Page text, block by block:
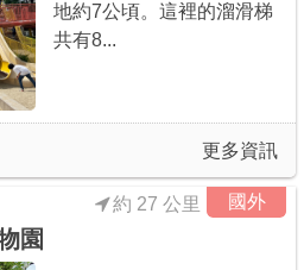
地約7公頃。這裡的溜滑梯
共有8...
更多資訊
國外
園
約 27 公里